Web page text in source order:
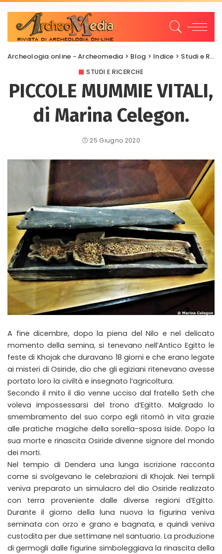
Archeologia online - Archeomedia > Blog > Indice > Studi e Ricerche
STUDI E RICERCHE
PICCOLE MUMMIE VITALI,
di Marina Celegon.
25 Giugno 2020
A fine dicembre, dopo la piena del Nilo e nel delicato
momento della semina, si tenevano nell’Antico Egitto le
feste di Khojak che duravano 18 giorni e che erano legate
ai misteri di Osiride, dio che gli egiziani ritenevano avesse
portato loro la civiltà e insegnato l’agricoltura.
Secondo il mito il dio venne ucciso dal fratello Seth che
voleva impossessarsi del trono d’Egitto. Malgrado lo
smembramento del suo corpo egli ritornò in vita grazie
alle pratiche magiche della sorella-sposa Iside. Dopo la
sua morte e rinascita Osiride divenne signore del mondo
dei morti.
Nel tempio di Dendera una lunga iscrizione racconta
come si svolgevano le celebrazioni di Khojak. Nei templi
veniva preparato un simulacro del dio Osiride realizzato
con terra proveniente dalle diverse regioni d’Egitto.
Durante il giorno della luna nuova la figurina veniva
seminata con orzo e grano e bagnata, e quindi veniva
custodita per due settimane nel santuario. La produzione
di germogli dalle figurine simboleggiava la rinascita della